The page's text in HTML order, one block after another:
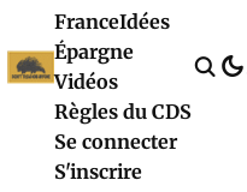
FranceIdées
Épargne
Vidéos
Règles du CDS
Se connecter
S'inscrire